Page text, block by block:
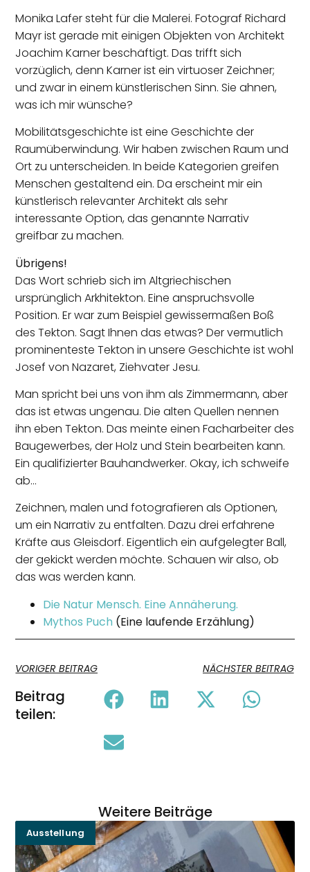
Monika Lafer steht für die Malerei. Fotograf Richard
Mayr ist gerade mit einigen Objekten von Architekt
Joachim Karner beschäftigt. Das trifft sich
vorzüglich, denn Karner ist ein virtuoser Zeichner;
und zwar in einem künstlerischen Sinn. Sie ahnen,
was ich mir wünsche?
Mobilitätsgeschichte ist eine Geschichte der
Raumüberwindung. Wir haben zwischen Raum und
Ort zu unterscheiden. In beide Kategorien greifen
Menschen gestaltend ein. Da erscheint mir ein
künstlerisch relevanter Architekt als sehr
interessante Option, das genannte Narrativ
greifbar zu machen.
Übrigens!
Das Wort schrieb sich im Altgriechischen
ursprünglich Arkhitekton. Eine anspruchsvolle
Position. Er war zum Beispiel gewissermaßen Boß
des Tekton. Sagt Ihnen das etwas? Der vermutlich
prominenteste Tekton in unsere Geschichte ist wohl
Josef von Nazaret, Ziehvater Jesu.
Man spricht bei uns von ihm als Zimmermann, aber
das ist etwas ungenau. Die alten Quellen nennen
ihn eben Tekton. Das meinte einen Facharbeiter des
Baugewerbes, der Holz und Stein bearbeiten kann.
Ein qualifizierter Bauhandwerker. Okay, ich schweife
ab…
Zeichnen, malen und fotografieren als Optionen,
um ein Narrativ zu entfalten. Dazu drei erfahrene
Kräfte aus Gleisdorf. Eigentlich ein aufgelegter Ball,
der gekickt werden möchte. Schauen wir also, ob
das was werden kann.
Die Natur Mensch. Eine Annäherung.
Mythos Puch (Eine laufende Erzählung)
VORIGER BEITRAG NÄCHSTER BEITRAG
Beitrag
teilen:
Weitere Beiträge
Ausstellung